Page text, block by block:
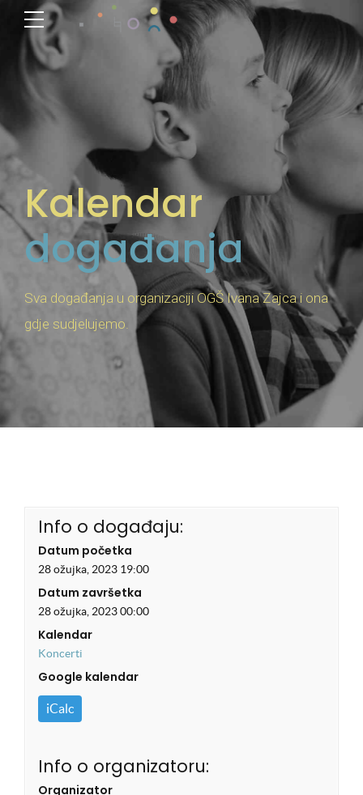
Kalendar
događanja
Sva događanja u organizaciji OGŠ Ivana Zajca i ona
gdje sudjelujemo.
Info o događaju:
Datum početka
28 ožujka, 2023 19:00
Datum završetka
28 ožujka, 2023 00:00
Kalendar
Koncerti
Google kalendar
iCalc
Info o organizatoru:
Organizator